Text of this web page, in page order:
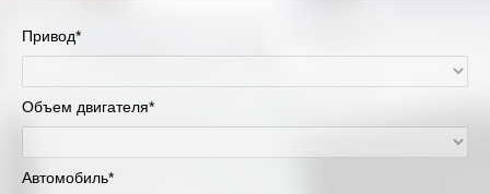
Привод*
Объем двигателя*
Автомобиль*